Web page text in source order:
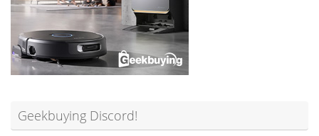
Geekbuying Discord!